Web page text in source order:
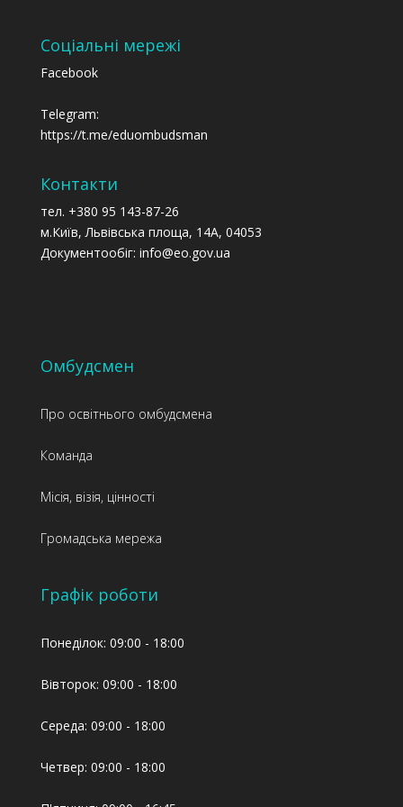
Соціальні мережі
Facebook
Telegram:
https://t.me/eduombudsman
Контакти
тел. +380 95 143-87-26
м.Київ, Львівська площа, 14А, 04053
Документообіг: info@eo.gov.ua
Омбудсмен
Про освітнього омбудсмена
Команда
Місія, візія, цінності
Громадська мережа
Графік роботи
Понеділок: 09:00 - 18:00
Вівторок: 09:00 - 18:00
Середа: 09:00 - 18:00
Четвер: 09:00 - 18:00